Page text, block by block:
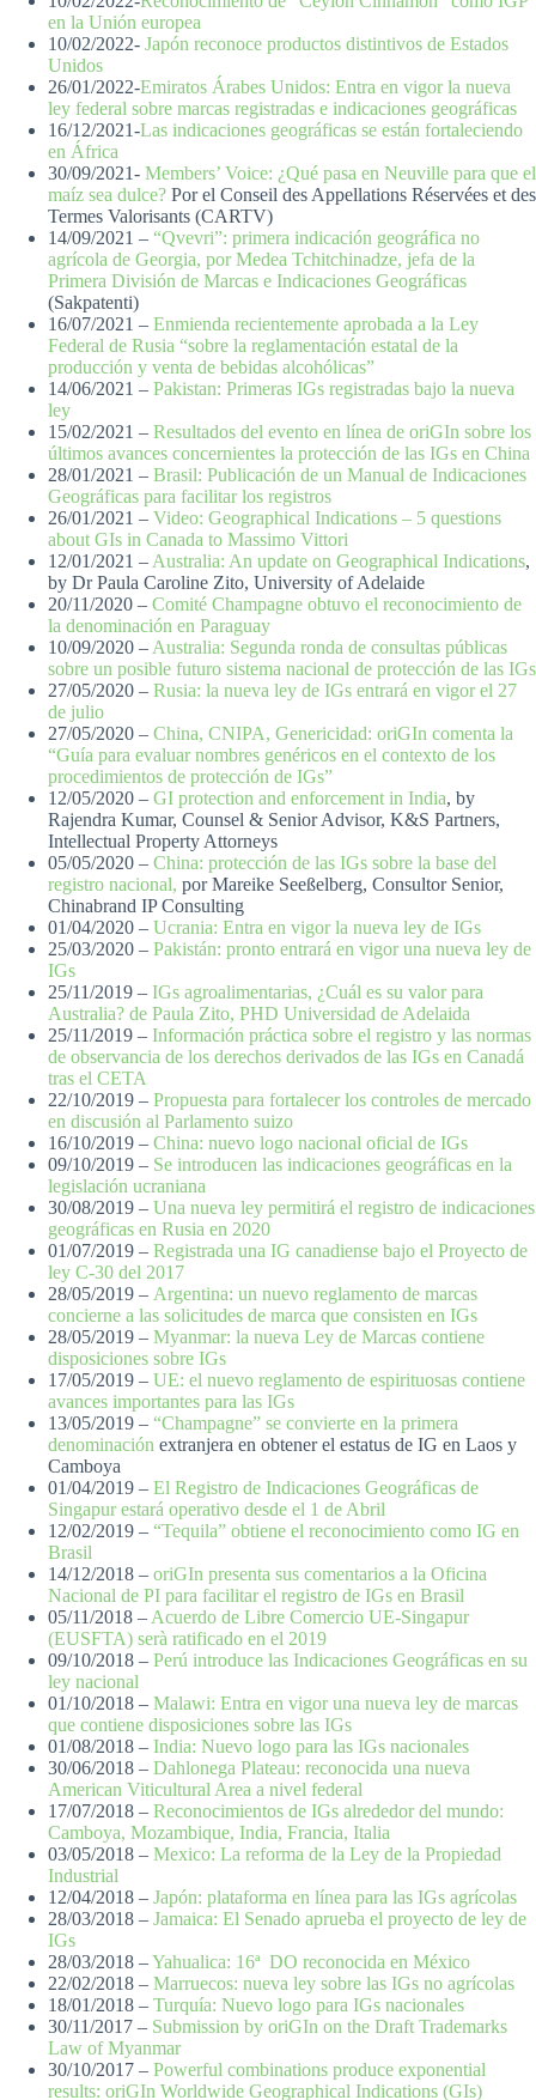
en la Unión europea
10/02/2022- Japón reconoce productos distintivos de Estados
Unidos
26/01/2022-Emiratos Árabes Unidos: Entra en vigor la nueva
ley federal sobre marcas registradas e indicaciones geográficas
16/12/2021-Las indicaciones geográficas se están fortaleciendo
en África
30/09/2021- Members’ Voice: ¿Qué pasa en Neuville para que el
maíz sea dulce? Por el Conseil des Appellations Réservées et des
Termes Valorisants (CARTV)
14/09/2021 – “Qvevri”: primera indicación geográfica no
agrícola de Georgia, por Medea Tchitchinadze, jefa de la
Primera División de Marcas e Indicaciones Geográficas
(Sakpatenti)
16/07/2021 – Enmienda recientemente aprobada a la Ley
Federal de Rusia “sobre la reglamentación estatal de la
producción y venta de bebidas alcohólicas”
14/06/2021 – Pakistan: Primeras IGs registradas bajo la nueva
ley
15/02/2021 – Resultados del evento en línea de oriGIn sobre los
últimos avances concernientes la protección de las IGs en China
28/01/2021 – Brasil: Publicación de un Manual de Indicaciones
Geográficas para facilitar los registros
26/01/2021 – Video: Geographical Indications – 5 questions
about GIs in Canada to Massimo Vittori
12/01/2021 – Australia: An update on Geographical Indications,
by Dr Paula Caroline Zito, University of Adelaide
20/11/2020 – Comité Champagne obtuvo el reconocimiento de
la denominación en Paraguay
10/09/2020 – Australia: Segunda ronda de consultas públicas
sobre un posible futuro sistema nacional de protección de las IGs
27/05/2020 – Rusia: la nueva ley de IGs entrará en vigor el 27
de julio
27/05/2020 – China, CNIPA, Genericidad: oriGIn comenta la
“Guía para evaluar nombres genéricos en el contexto de los
procedimientos de protección de IGs”
12/05/2020 – GI protection and enforcement in India, by
Rajendra Kumar, Counsel & Senior Advisor, K&S Partners,
Intellectual Property Attorneys
05/05/2020 – China: protección de las IGs sobre la base del
registro nacional, por Mareike Seeßelberg, Consultor Senior,
Chinabrand IP Consulting
01/04/2020 – Ucrania: Entra en vigor la nueva ley de IGs
25/03/2020 – Pakistán: pronto entrará en vigor una nueva ley de
IGs
25/11/2019 – IGs agroalimentarias, ¿Cuál es su valor para
Australia? de Paula Zito, PHD Universidad de Adelaida
25/11/2019 – Información práctica sobre el registro y las normas
de observancia de los derechos derivados de las IGs en Canadá
tras el CETA
22/10/2019 – Propuesta para fortalecer los controles de mercado
en discusión al Parlamento suizo
16/10/2019 – China: nuevo logo nacional oficial de IGs
09/10/2019 – Se introducen las indicaciones geográficas en la
legislación ucraniana
30/08/2019 – Una nueva ley permitirá el registro de indicaciones
geográficas en Rusia en 2020
01/07/2019 – Registrada una IG canadiense bajo el Proyecto de
ley C-30 del 2017
28/05/2019 – Argentina: un nuevo reglamento de marcas
concierne a las solicitudes de marca que consisten en IGs
28/05/2019 – Myanmar: la nueva Ley de Marcas contiene
disposiciones sobre IGs
17/05/2019 – UE: el nuevo reglamento de espirituosas contiene
avances importantes para las IGs
13/05/2019 – “Champagne” se convierte en la primera
denominación extranjera en obtener el estatus de IG en Laos y
Camboya
01/04/2019 – El Registro de Indicaciones Geográficas de
Singapur estará operativo desde el 1 de Abril
12/02/2019 – “Tequila” obtiene el reconocimiento como IG en
Brasil
14/12/2018 – oriGIn presenta sus comentarios a la Oficina
Nacional de PI para facilitar el registro de IGs en Brasil
05/11/2018 – Acuerdo de Libre Comercio UE-Singapur
(EUSFTA) serà ratificado en el 2019
09/10/2018 – Perú introduce las Indicaciones Geográficas en su
ley nacional
01/10/2018 – Malawi: Entra en vigor una nueva ley de marcas
que contiene disposiciones sobre las IGs
01/08/2018 – India: Nuevo logo para las IGs nacionales
30/06/2018 – Dahlonega Plateau: reconocida una nueva
American Viticultural Area a nivel federal
17/07/2018 – Reconocimientos de IGs alrededor del mundo:
Camboya, Mozambique, India, Francia, Italia
03/05/2018 – Mexico: La reforma de la Ley de la Propiedad
Industrial
12/04/2018 – Japón: plataforma en línea para las IGs agrícolas
28/03/2018 – Jamaica: El Senado aprueba el proyecto de ley de
IGs
28/03/2018 –Yahualica: 16ª DO reconocida en México
22/02/2018 – Marruecos: nueva ley sobre las IGs no agrícolas
18/01/2018 – Turquía: Nuevo logo para IGs nacionales
30/11/2017 – Submission by oriGIn on the Draft Trademarks
Law of Myanmar
30/10/2017 – Powerful combinations produce exponential
results: oriGIn Worldwide Geographical Indications (GIs)